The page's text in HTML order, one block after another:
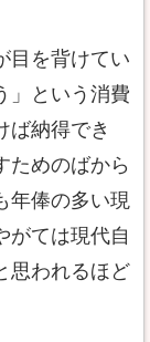
目を背けてい
」という消費
ば納得でき
ためのばから
年俸の多い現
がては現代自
思われるほど